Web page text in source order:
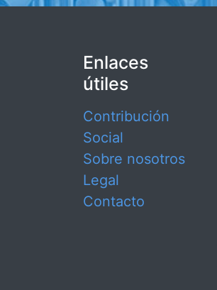
Enlaces
útiles
Contribución
Social
Sobre nosotros
Legal
Contacto